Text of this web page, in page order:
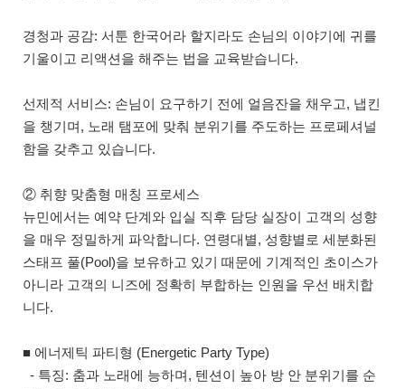
경청과 공감: 서툰 한국어라 할지라도 손님의 이야기에 귀를
기울이고 리액션을 해주는 법을 교육받습니다.
선제적 서비스: 손님이 요구하기 전에 얼음잔을 채우고, 냅킨
을 챙기며, 노래 탬포에 맞춰 분위기를 주도하는 프로페셔널
함을 갖추고 있습니다.
② 취향 맞춤형 매칭 프로세스
뉴민에서는 예약 단계와 입실 직후 담당 실장이 고객의 성향
을 매우 정밀하게 파악합니다. 연령대별, 성향별로 세분화된
스태프 풀(Pool)을 보유하고 있기 때문에 기계적인 초이스가
아니라 고객의 니즈에 정확히 부합하는 인원을 우선 배치합
니다.
■ 에너제틱 파티형 (Energetic Party Type)
- 특징: 춤과 노래에 능하며, 텐션이 높아 방 안 분위기를 순